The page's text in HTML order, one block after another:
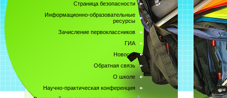
Страница безопасности
Информационно-образовательные
ресурсы
Зачисление первоклассников
ГИА
Новости
Обратная связь
О школе
Научно-практическая конференция